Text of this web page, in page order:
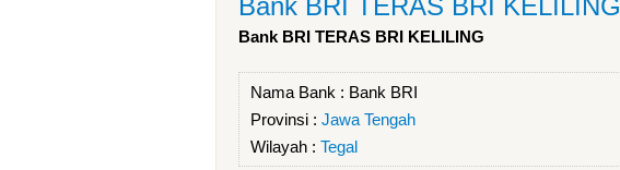
Bank BRI TERAS BRI KELILING
Bank BRI TERAS BRI KELILING
Nama Bank : Bank BRI
Provinsi : Jawa Tengah
Wilayah : Tegal